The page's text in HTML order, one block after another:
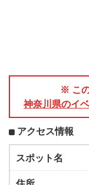
※ こ
神奈川県のイ
アクセス情報
スポット名